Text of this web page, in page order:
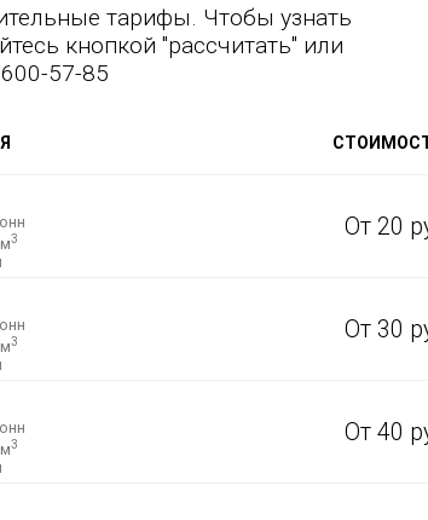
тарифы. Чтобы узнать
кнопкой "рассчитать" или
57-85
3 От 20
3 От 30
3 От 40